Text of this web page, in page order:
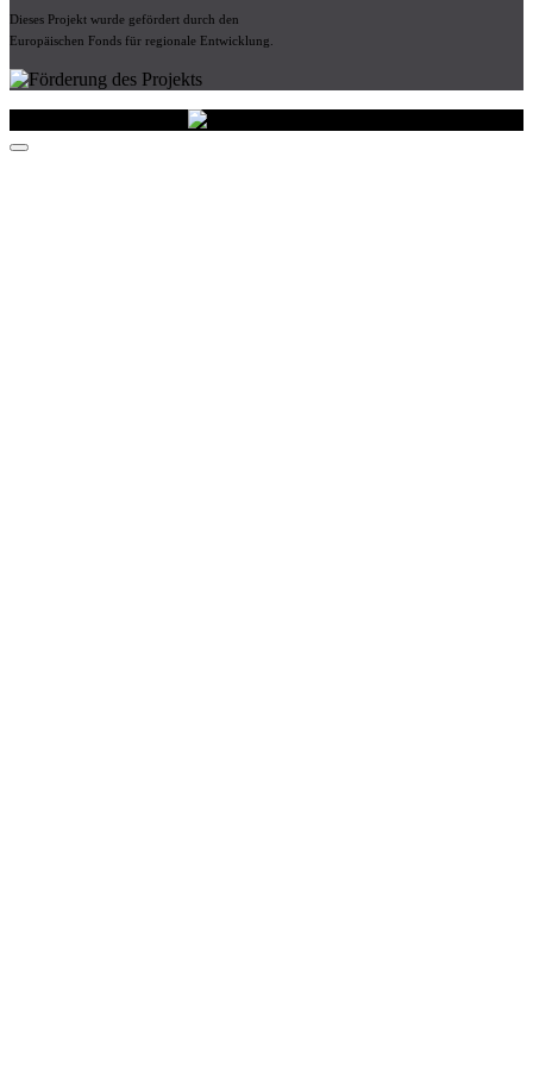
Dieses Projekt wurde gefördert durch den
Europäischen Fonds für regionale Entwicklung.